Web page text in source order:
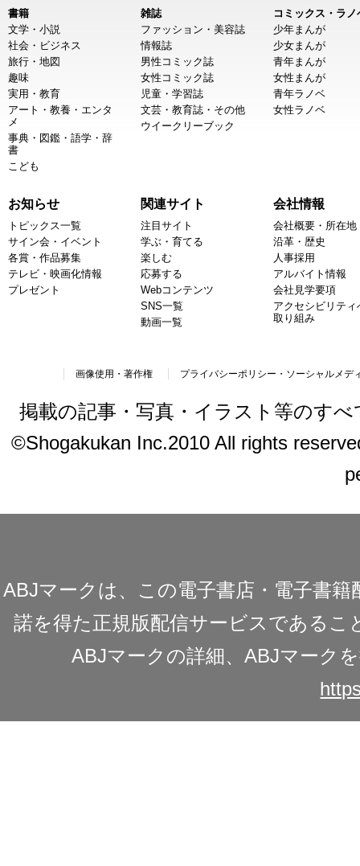
書籍
文学・小説
社会・ビジネス
旅行・地図
趣味
実用・教育
アート・教養・エンタ
メ
事典・図鑑・語学・辞
書
こども
雑誌
ファッション・美容誌
情報誌
男性コミック誌
女性コミック誌
児童・学習誌
文芸・教育誌・その他
ウイークリーブック
コミックス・ラノ
少年まんが
少女まんが
青年まんが
女性まんが
青年ラノベ
女性ラノベ
お知らせ
トピックス一覧
サイン会・イベント
各賞・作品募集
テレビ・映画化情報
プレゼント
関連サイト
注目サイト
学ぶ・育てる
楽しむ
応募する
Webコンテンツ
SNS一覧
動画一覧
会社情報
会社概要・所在地
沿革・歴史
人事採用
アルバイト情報
会社見学要項
アクセシビリティ
取り組み
画像使用・著作権 プライバシーポリシー・ソーシャルメデ
掲載の記事・写真・イラスト等のす
©Shogakukan Inc.2010 All rights
ABJマークは、この電子書店・電子書
諾を得た正規版配信サービスであるこ
ABJマークの詳細、ABJマーク